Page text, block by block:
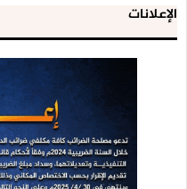
الإعلانات